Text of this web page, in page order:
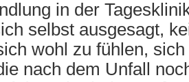
in der
selbst ausgesagt,
wohl zu fühlen,
nach dem Unfall